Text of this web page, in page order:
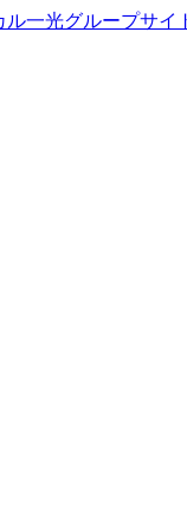
一光グループサイ